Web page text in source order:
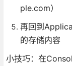
ple.com）
再回到
的存储内容
小技巧：在